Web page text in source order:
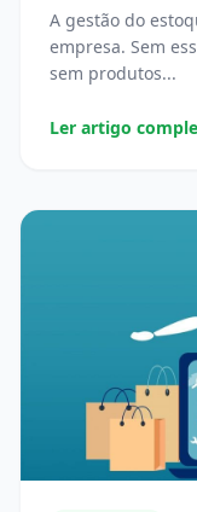
DE
A gestão do
empresa. Sem
sem produtos...
Ler artigo